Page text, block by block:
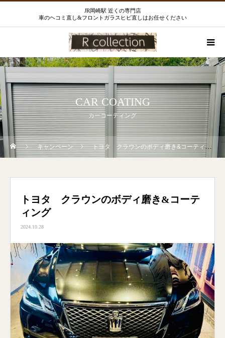
JR岡崎駅 近くの専門店
車のヘコミ直し&フロントガラスヒビ直しはお任せください
CAR COATING
カーコーティング
キャンペーン トヨタ クラウンのボディ磨き&コーティング
トヨタ クラウンのボディ磨き&コーテ
ィング
2024.10.28